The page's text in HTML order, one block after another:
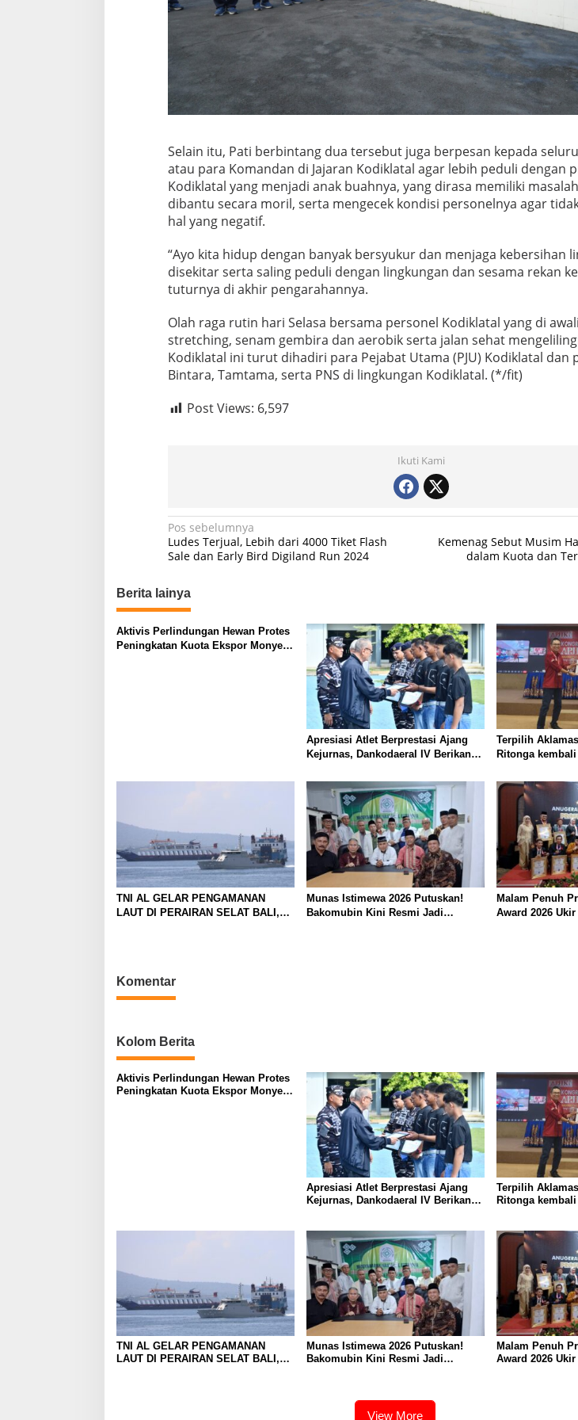
Selain itu, Pati berbintang dua tersebut juga berpesan kepada
atau para Komandan di Jajaran Kodiklatal agar lebih peduli dengan
Kodiklatal yang menjadi anak buahnya, yang dirasa memiliki
dibantu secara moril, serta mengecek kondisi personelnya agar
hal yang negatif.
“Ayo kita hidup dengan banyak bersyukur dan menjaga kebersihan
disekitar serta saling peduli dengan lingkungan dan sesama rekan
tuturnya di akhir pengarahannya.
Olah raga rutin hari Selasa bersama personel Kodiklatal yang di
stretching, senam gembira dan aerobik serta jalan sehat
Kodiklatal ini turut dihadiri para Pejabat Utama (PJU) Kodiklatal dan
Bintara, Tamtama, serta PNS di lingkungan Kodiklatal. (*/fit)
Post Views: 6,597
Ikuti Kami
N
a
i
a
Pos sebelumnya
Ludes Terjual, Lebih dari 4000 Tiket Flash
Sale dan Early Bird Digiland Run 2024
Kemenag Sebut Musim
dalam Kuota dan
Berita lainya
Aktivis Perlindungan Hewan Protes
Peningkatan Kuota Ekspor Monyet
Apresiasi Atlet Berprestasi Ajang
Kejurnas, Dankodaeral IV Berikan
Terpilih
Ritonga
TNI AL GELAR PENGAMANAN
LAUT DI PERAIRAN SELAT BALI,
Munas Istimewa 2026 Putuskan!
Bakomubin Kini Resmi Jadi
Malam Penuh
Award 2026
Komentar
Kolom Berita
Aktivis Perlindungan Hewan Protes
Peningkatan Kuota Ekspor Monyet
Apresiasi Atlet Berprestasi Ajang
Kejurnas, Dankodaeral IV Berikan
Terpilih
Ritonga
TNI AL GELAR PENGAMANAN
LAUT DI PERAIRAN SELAT BALI,
Munas Istimewa 2026 Putuskan!
Bakomubin Kini Resmi Jadi
Malam Penuh
Award 2026
View More